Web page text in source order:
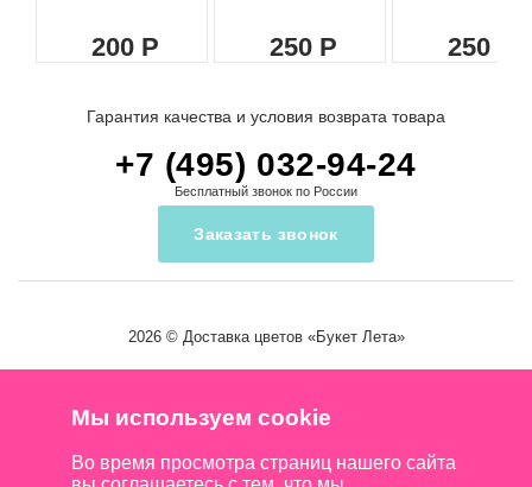
200 250 250
Гарантия качества и условия возврата товара
+7 (495) 032-94-24
Бесплатный звонок по России
Заказать звонок
2026 © Доставка цветов«Букет Лета»
Мы используем cookie
Во время просмотра страниц нашего сайта